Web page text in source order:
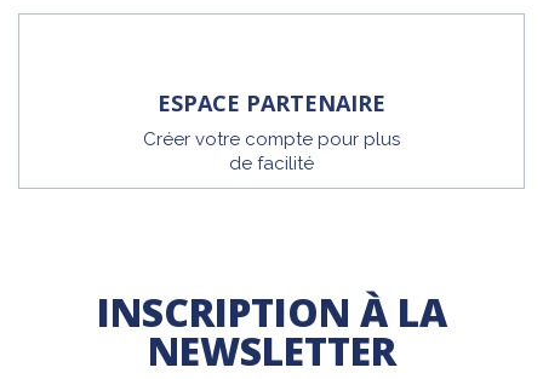
ESPACE PARTENAIRE
Créer votre compte pour plus
de facilité
INSCRIPTION À LA
NEWSLETTER